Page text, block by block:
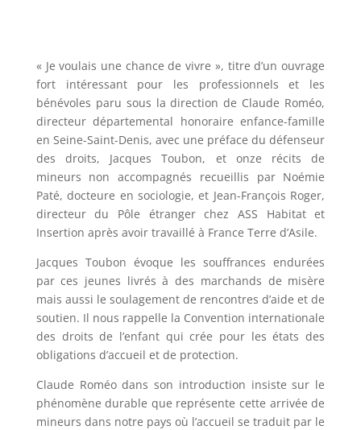
« Je voulais une chance de vivre », titre d’un ouvrage
fort intéressant pour les professionnels et les
bénévoles paru sous la direction de Claude Roméo,
directeur départemental honoraire enfance-famille
en Seine-Saint-Denis, avec une préface du défenseur
des droits, Jacques Toubon, et onze récits de
mineurs non accompagnés recueillis par Noémie
Paté, docteure en sociologie, et Jean-François Roger,
directeur du Pôle étranger chez ASS Habitat et
Insertion après avoir travaillé à France Terre d’Asile.
Jacques Toubon évoque les souffrances endurées
par ces jeunes livrés à des marchands de misère
mais aussi le soulagement de rencontres d’aide et de
soutien. Il nous rappelle la Convention internationale
des droits de l’enfant qui crée pour les états des
obligations d’accueil et de protection.
Claude Roméo dans son introduction insiste sur le
phénomène durable que représente cette arrivée de
mineurs dans notre pays où l’accueil se traduit par le